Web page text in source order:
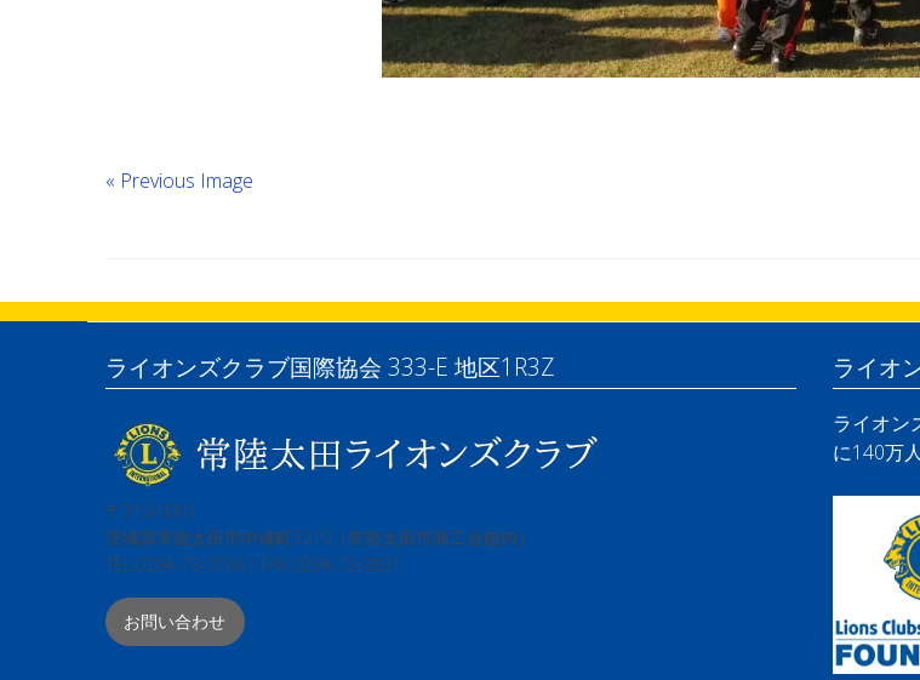
« Previous Image
ライオンズクラブ国際協会 333-E 地区1R3Z
〒313-0061
茨城県常陸太田市中城町3210（常陸太田市商工会館内）
TEL:0294-73-0769 / FAX:0294-73-0831
お問い合わせ
ライオ
ライオン
に140万